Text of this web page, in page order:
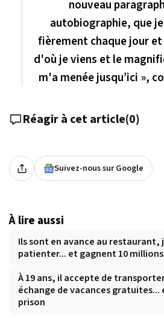
nouveau
autobiographie, que
fièrement chaque jour
d'où je viens et le
m'a menée jusqu’ici »,
Réagir à cet article(0)
Suivez-nous sur Google
À lire aussi
Ils sont en avance au
patienter... et gagnent 10
À 19 ans, il accepte de
échange de vacances gratuites...
prison